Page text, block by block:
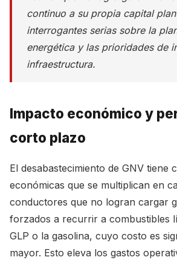
continuo a su propia capital
interrogantes serias sobre la
energética y las prioridades de
infraestructura.
Impacto económico y
corto plazo
El desabastecimiento de GNV tiene
económicas que se multiplican en
conductores que no logran cargar
forzados a recurrir a combustibles
GLP o la gasolina, cuyo costo es
mayor. Esto eleva los gastos